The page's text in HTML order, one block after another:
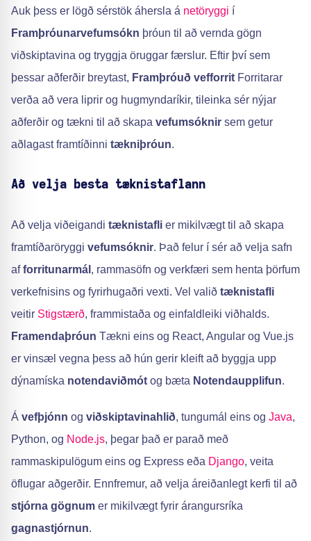
Auk þess er lögð sérstök áhersla á netöryggi í
Framþróunarvefumsókn þróun til að vernda gögn
viðskiptavina og tryggja öruggar færslur. Eftir því sem
þessar aðferðir breytast, Framþróuð vefforrit Forritarar
verða að vera liprir og hugmyndaríkir, tileinka sér nýjar
aðferðir og tækni til að skapa vefumsóknir sem getur
aðlagast framtíðinni tækniþróun.
Að velja besta tæknistaflann
Að velja viðeigandi tæknistafli er mikilvægt til að skapa
framtíðaröryggi vefumsóknir. Það felur í sér að velja safn
afforritunarmál , rammasöfn og verkfæri sem henta þörfum
verkefnisins og fyrirhugaðri vexti. Vel valið tæknistafli
veitir Stigstærð, frammistaða og einfaldleiki viðhalds.
Framendaþróun Tækni eins og React, Angular og Vue.js
er vinsæl vegna þess að hún gerir kleift að byggja upp
dýnamíska notendaviðmót og bæta Notendaupplifun.
Á vefþjónn og viðskiptavinahlið, tungumál eins og Java,
Python, og Node.js, þegar það er parað með
rammaskipulögum eins og Express eða Django, veita
öflugar aðgerðir. Ennfremur, að velja áreiðanlegt kerfi til að
stjórna gögnum er mikilvægt fyrir árangursríka
gagnastjórnun.